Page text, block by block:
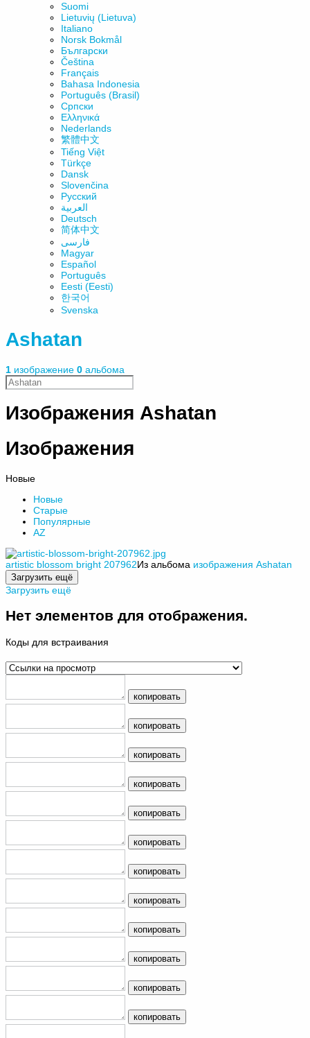
Suomi
Lietuvių (Lietuva)
Italiano
‪Norsk Bokmål‬
Български
Čeština
Français
Bahasa Indonesia
Português (Brasil)
Српски
Ελληνικά
Nederlands
繁體中文
Tiếng Việt
Türkçe
Dansk
Slovenčina
Русский
العربية
Deutsch
简体中文
فارسی
Magyar
Español
Português
Eesti (Eesti)
한국어
Svenska
Ashatan
1 изображение 0 альбома
Изображения Ashatan
Изображения
Новые
Новые
Старые
Популярные
AZ
artistic blossom bright 207962Из альбома изображения Ashatan
Загрузить ещё
Загрузить ещё
Нет элементов для отображения.
Коды для встраивания
копировать
копировать
копировать
копировать
копировать
копировать
копировать
копировать
копировать
копировать
копировать
копировать